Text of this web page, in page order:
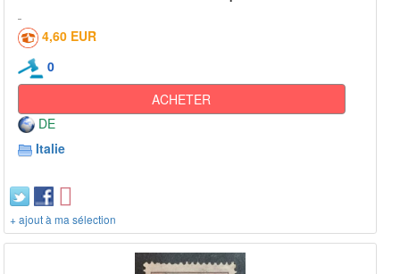
4,60 EUR
0
ACHETER
DE
Italie
+ ajout à ma sélection